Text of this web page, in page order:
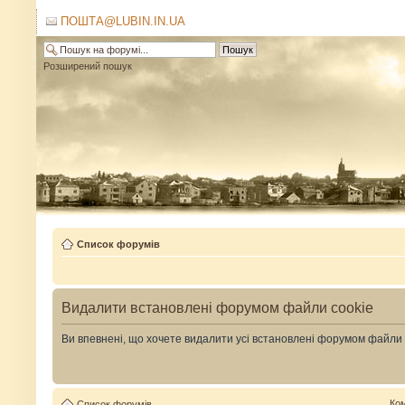
ПОШТА@LUBIN.IN.UA
Розширений пошук
Список форумів
Видалити встановлені форумом файли cookie
Ви впевнені, що хочете видалити усі встановлені форумом